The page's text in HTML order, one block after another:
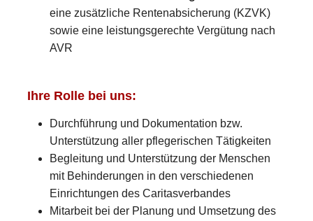
eine zusätzliche Rentenabsicherung (KZVK)
sowie eine leistungsgerechte Vergütung nach
AVR
Ihre Rolle bei uns:
Durchführung und Dokumentation bzw.
Unterstützung aller pflegerischen Tätigkeiten
Begleitung und Unterstützung der Menschen
mit Behinderungen in den verschiedenen
Einrichtungen des Caritasverbandes
Mitarbeit bei der Planung und Umsetzung des